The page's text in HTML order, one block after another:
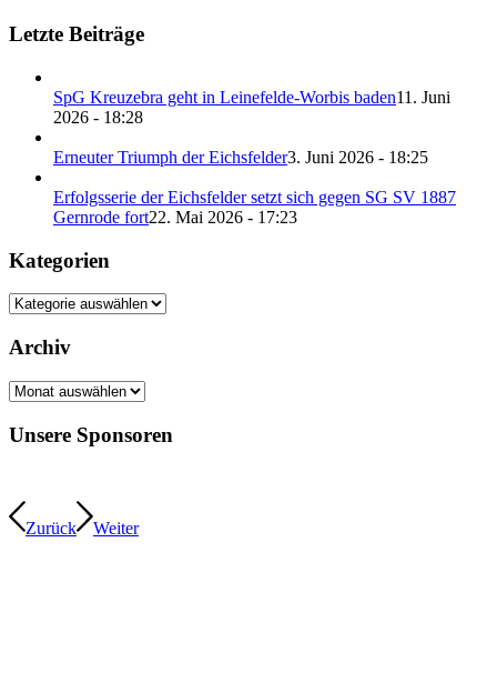
Letzte Beiträge
SpG Kreuzebra geht in Leinefelde-Worbis baden11. Juni
2026 - 18:28
Erneuter Triumph der Eichsfelder3. Juni 2026 - 18:25
Erfolgsserie der Eichsfelder setzt sich gegen SG SV 1887
Gernrode fort22. Mai 2026 - 17:23
Kategorien
Kategorien
Archiv
Archiv
Unsere Sponsoren
Zurück Weiter